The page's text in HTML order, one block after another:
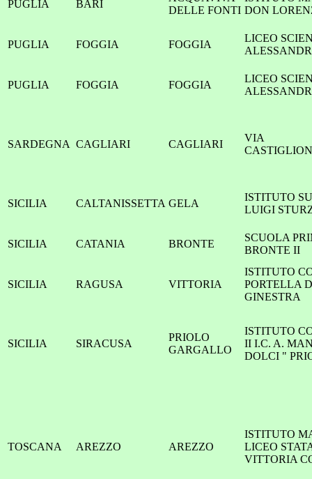
PUGLIA BARI
DELLE FONTI DON
PUGLIA FOGGIA FOGGIA
LICEO
PUGLIA FOGGIA FOGGIA
LICEO
SARDEGNA CAGLIARI CAGLIARI
VIA
SICILIA CALTANISSETTA GELA
ISTITUTO
LUIGI
SICILIA CATANIA BRONTE
SCUOLA
BRONTE II
SICILIA RAGUSA VITTORIA
ISTITUTO
PORTELLA
GINESTRA
SICILIA SIRACUSA
PRIOLO
GARGALLO
ISTITUTO
II I.C. A.
DOLCI "
TOSCANA AREZZO AREZZO
ISTITUTO
LICEO
VITTORIA